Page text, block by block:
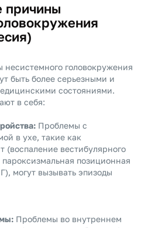
причины
несистемного головокружения
быть более серьезными и
состояниями.
в себя:
Проблемы с
в ухе, такие как
(воспаление вестибулярного
позиционная
могут вызывать эпизоды
Проблемы во внутреннем